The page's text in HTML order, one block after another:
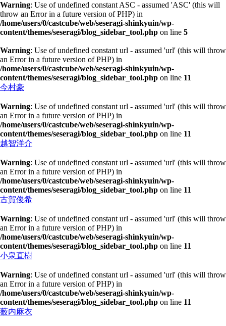
Warning: Use of undefined constant ASC - assumed 'ASC' (this will
throw an Error in a future version of PHP) in
/home/users/0/castcube/web/seseragi-shinkyuin/wp-
content/themes/seseragi/blog_sidebar_tool.php on line 5
Warning: Use of undefined constant url - assumed 'url' (this will throw
an Error in a future version of PHP) in
/home/users/0/castcube/web/seseragi-shinkyuin/wp-
content/themes/seseragi/blog_sidebar_tool.php on line 11
今村豪
Warning: Use of undefined constant url - assumed 'url' (this will throw
an Error in a future version of PHP) in
/home/users/0/castcube/web/seseragi-shinkyuin/wp-
content/themes/seseragi/blog_sidebar_tool.php on line 11
越智洋介
Warning: Use of undefined constant url - assumed 'url' (this will throw
an Error in a future version of PHP) in
/home/users/0/castcube/web/seseragi-shinkyuin/wp-
content/themes/seseragi/blog_sidebar_tool.php on line 11
古賀俊希
Warning: Use of undefined constant url - assumed 'url' (this will throw
an Error in a future version of PHP) in
/home/users/0/castcube/web/seseragi-shinkyuin/wp-
content/themes/seseragi/blog_sidebar_tool.php on line 11
小泉直樹
Warning: Use of undefined constant url - assumed 'url' (this will throw
an Error in a future version of PHP) in
/home/users/0/castcube/web/seseragi-shinkyuin/wp-
content/themes/seseragi/blog_sidebar_tool.php on line 11
薮内麻衣